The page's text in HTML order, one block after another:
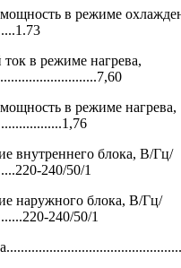
в режиме
в режиме нагрева,
в режиме нагрева,
внутреннего блока, В/Гц/
240/50/1
наружного блока, В/Гц/
240/50/1